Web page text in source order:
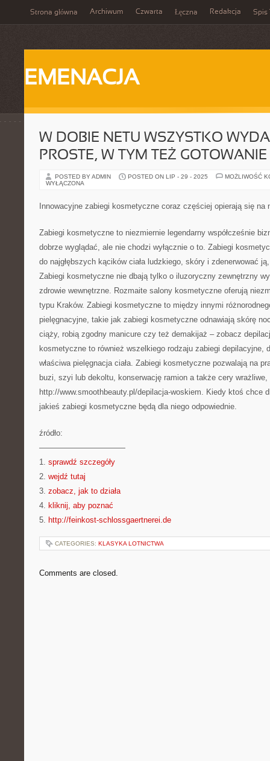
Strona główna Archiwum Czwarta Łęczna Redakcja Spis
EMENACJA
W DOBIE NETU WSZYSTKO
PROSTE, W TYM TEŻ GOTOWANIE
POSTED BY ADMIN POSTED ON LIP - 29 - 2025
MOŻLIWOŚĆ
WYŁĄCZONA
Innowacyjne zabiegi kosmetyczne coraz częściej opierają się na
Zabiegi kosmetyczne to niezmiernie legendarny współcześnie
dobrze wyglądać, ale nie chodzi wyłącznie o to. Zabiegi
do najgłębszych kącików ciała ludzkiego, skóry i zdenerwować
Zabiegi kosmetyczne nie dbają tylko o iluzoryczny zewnętrzny
zdrowie wewnętrzne. Rozmaite salony kosmetyczne oferują
typu Kraków. Zabiegi kosmetyczne to między innymi
pielęgnacyjne, takie jak zabiegi kosmetyczne odnawiają skórę
ciąży, robią zgodny manicure czy też demakijaż – zobacz
kosmetyczne to również wszelkiego rodzaju zabiegi depilacyjne,
właściwa pielęgnacja ciała. Zabiegi kosmetyczne pozwalają na
buzi, szyi lub dekoltu, konserwację ramion a także cery
http://www.smoothbeauty.pl/depilacja-woskiem. Kiedy ktoś chce
jakieś zabiegi kosmetyczne będą dla niego odpowiednie.
źródło:
———————————
1. sprawdź szczegóły
2. wejdź tutaj
3. zobacz, jak to działa
4. kliknij, aby poznać
5. http://feinkost-schlossgaertnerei.de
CATEGORIES: KLASYKA LOTNICTWA
Comments are closed.